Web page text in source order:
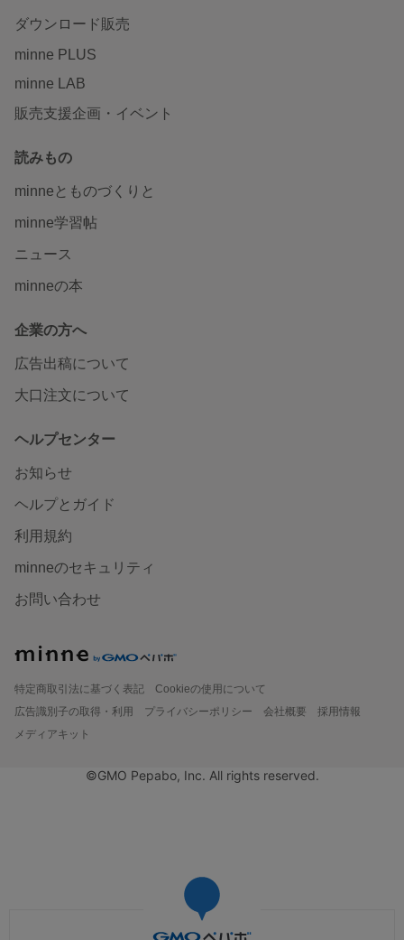
ダウンロード販売
minne PLUS
minne LAB
販売支援企画・イベント
読みもの
minneとものづくりと
minne学習帖
ニュース
minneの本
企業の方へ
広告出稿について
大口注文について
ヘルプセンター
お知らせ
ヘルプとガイド
利用規約
minneのセキュリティ
お問い合わせ
特定商取引法に基づく表記
Cookieの使用について
広告識別子の取得・利用
プライバシーポリシー 会社概要
採用情報
メディアキット
©GMO Pepabo, Inc. All rights reserved.